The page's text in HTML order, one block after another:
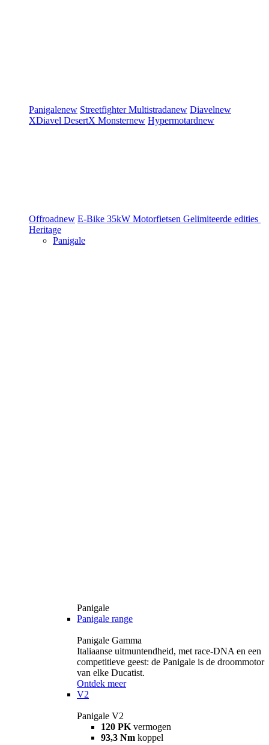
Panigalenew StreetfighterMultistradanew Diavelnew
XDiavel DesertX Monsternew Hypermotardnew
Offroadnew E-Bike 35kW Motorfietsen Gelimiteerde edities
Heritage
Panigale
Panigale
Panigale range
Panigale Gamma
Italiaanse uitmuntendheid, met race-DNA en een
competitieve geest: de Panigale is de droommotor
van elke Ducatist.
Ontdek meer
V2
Panigale V2
120 PK vermogen
93,3 Nm koppel